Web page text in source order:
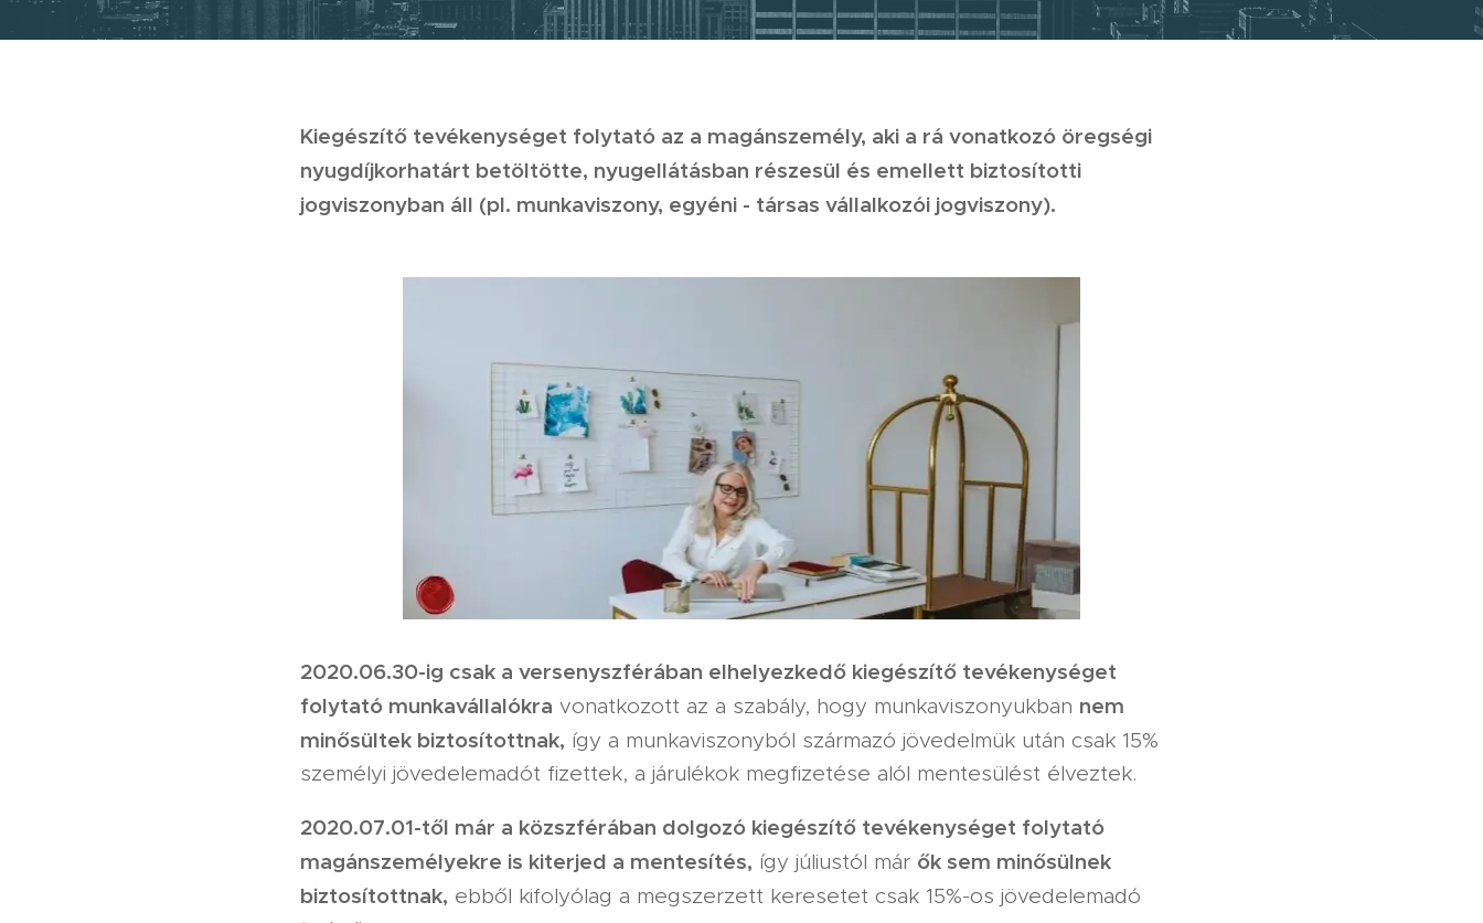
Kiegészítő tevékenységet folytató az a magánszemély, aki a rá vonatkozó öregségi
nyugdíjkorhatárt betöltötte, nyugellátásban részesül és emellett biztosítotti
jogviszonyban áll (pl. munkaviszony, egyéni - társas vállalkozói jogviszony).
2020.06.30-ig csak a versenyszférában elhelyezkedő kiegészítő tevékenységet
folytató munkavállalókra vonatkozott az a szabály, hogy munkaviszonyukban nem
minősültek biztosítottnak, így a munkaviszonyból származó jövedelmük után csak 15%
személyi jövedelemadót fizettek, a járulékok megfizetése alól mentesülést élveztek.
2020.07.01-től már a közszférában dolgozó kiegészítő tevékenységet folytató
magánszemélyekre is kiterjed a mentesítés, így júliustól már ők sem minősülnek
biztosítottnak, ebből kifolyólag a megszerzett keresetet csak 15%-os jövedelemadó